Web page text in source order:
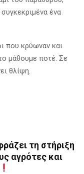
ένα
που κρύωναν και
μάθουμε ποτέ. Σε
θλίψη.
τη στήριξη
αγρότες και